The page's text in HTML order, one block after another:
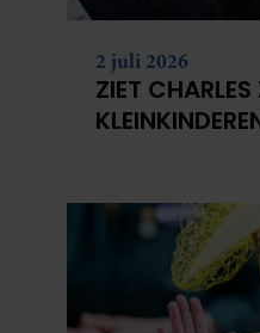
2 juli 2026
ZIET